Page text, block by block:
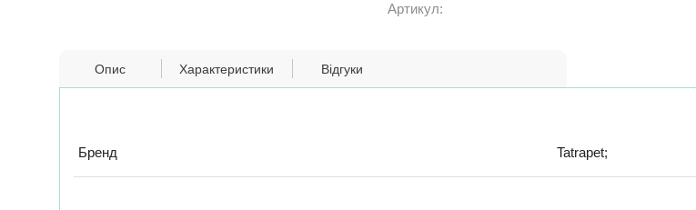
Артикул:
Опис Характеристики Відгуки
Бренд Tatrapet;